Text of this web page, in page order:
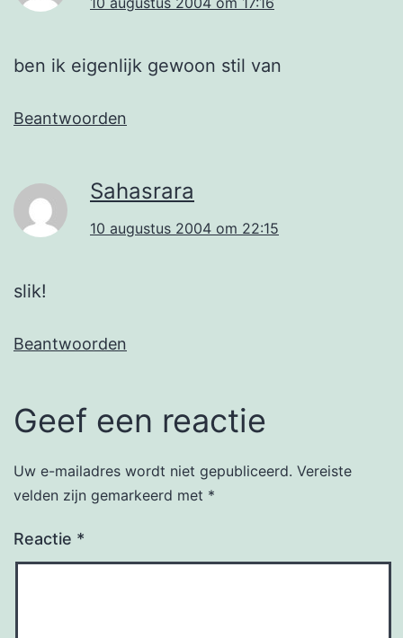
ben ik eigenlijk gewoon stil van
Beantwoorden
Sahasrara
10 augustus 2004 om 22:15
slik!
Beantwoorden
Geef een reactie
Uw e-mailadres wordt niet gepubliceerd. Vereiste
velden zijn gemarkeerd met *
Reactie *